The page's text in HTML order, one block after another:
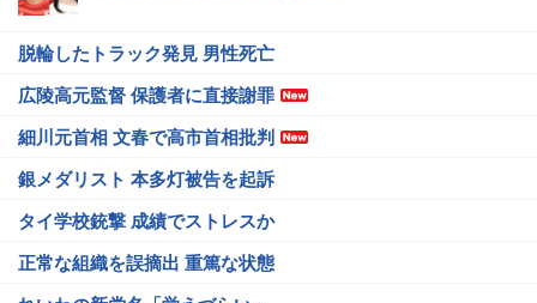
脱輪したトラック発見 男性死亡
広陵高元監督 保護者に直接謝罪
細川元首相 文春で高市首相批判
銀メダリスト 本多灯被告を起訴
タイ学校銃撃 成績でストレスか
正常な組織を誤摘出 重篤な状態